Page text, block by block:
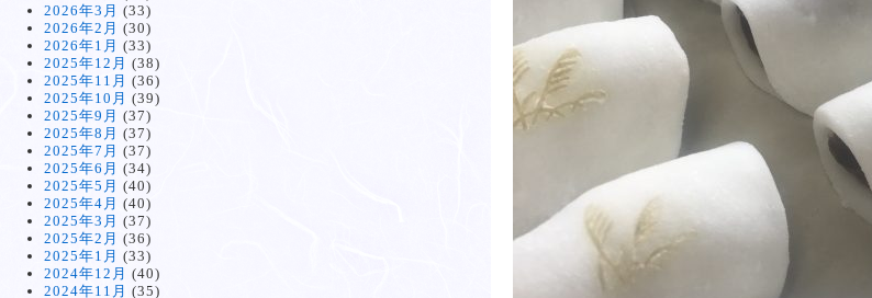
2026年3月 (33)
2026年2月 (30)
2026年1月 (33)
2025年12月 (38)
2025年11月 (36)
2025年10月 (39)
2025年9月 (37)
2025年8月 (37)
2025年7月 (37)
2025年6月 (34)
2025年5月 (40)
2025年4月 (40)
2025年3月 (37)
2025年2月 (36)
2025年1月 (33)
2024年12月 (40)
2024年11月 (35)